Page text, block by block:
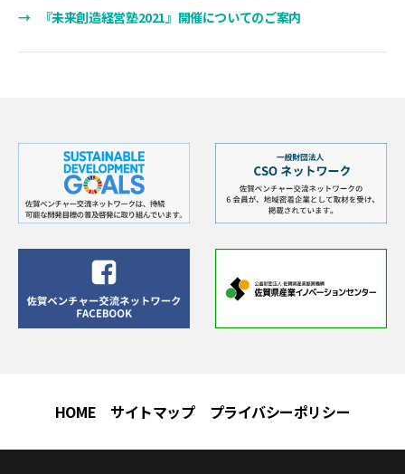
→
『未来創造経営塾2021』開催についてのご案内
HOME サイトマップ プライバシーポリシー